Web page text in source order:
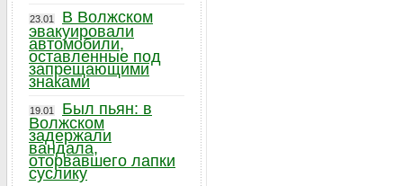
23.01
В Волжском
эвакуировали
автомобили,
оставленные под
запрещающими
знаками
19.01
Был пьян: в
Волжском
задержали
вандала,
оторвавшего лапки
суслику